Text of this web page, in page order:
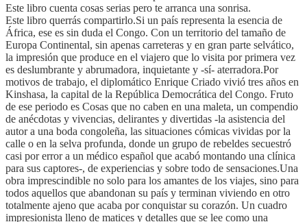
Este libro cuenta cosas serias pero te arranca una sonrisa.
Este libro querrás compartirlo.Si un país representa la esencia de
África, ese es sin duda el Congo. Con un territorio del tamaño de
Europa Continental, sin apenas carreteras y en gran parte selvático,
la impresión que produce en el viajero que lo visita por primera vez
es deslumbrante y abrumadora, inquietante y -sí- aterradora.Por
motivos de trabajo, el diplomático Enrique Criado vivió tres años en
Kinshasa, la capital de la República Democrática del Congo. Fruto
de ese periodo es Cosas que no caben en una maleta, un compendio
de anécdotas y vivencias, delirantes y divertidas -la asistencia del
autor a una boda congoleña, las situaciones cómicas vividas por la
calle o en la selva profunda, donde un grupo de rebeldes secuestró
casi por error a un médico español que acabó montando una clínica
para sus captores-, de experiencias y sobre todo de sensaciones.Una
obra imprescindible no solo para los amantes de los viajes, sino para
todos aquellos que abandonan su país y terminan viviendo en otro
totalmente ajeno que acaba por conquistar su corazón. Un cuadro
impresionista lleno de matices y detalles que se lee como una